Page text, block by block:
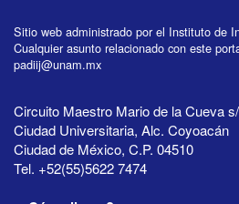
Sitio web administrado por el Instituto de
Cualquier asunto relacionado con este
padiij@unam.mx
Circuito Maestro Mario de la Cueva
Ciudad Universitaria, Alc. Coyoacán
Ciudad de México, C.P. 04510
Tel. +52(55)5622 7474